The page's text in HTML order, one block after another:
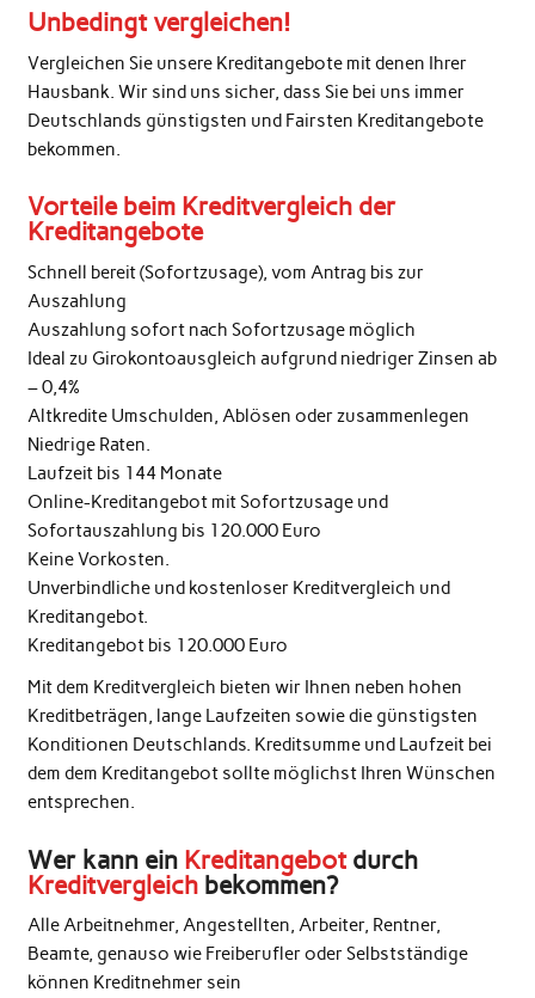
Unbedingt vergleichen!
Vergleichen Sie unsere Kreditangebote mit denen Ihrer
Hausbank. Wir sind uns sicher, dass Sie bei uns immer
Deutschlands günstigsten und Fairsten Kreditangebote
bekommen.
Vorteile beim Kreditvergleich der
Kreditangebote
Schnell bereit (Sofortzusage), vom Antrag bis zur
Auszahlung
Auszahlung sofort nach Sofortzusage möglich
Ideal zu Girokontoausgleich aufgrund niedriger Zinsen ab
– 0,4%
Altkredite Umschulden, Ablösen oder zusammenlegen
Niedrige Raten.
Laufzeit bis 144 Monate
Online-Kreditangebot mit Sofortzusage und
Sofortauszahlung bis 120.000 Euro
Keine Vorkosten.
Unverbindliche und kostenloser Kreditvergleich und
Kreditangebot.
Kreditangebot bis 120.000 Euro
Mit dem Kreditvergleich bieten wir Ihnen neben hohen
Kreditbeträgen, lange Laufzeiten sowie die günstigsten
Konditionen Deutschlands. Kreditsumme und Laufzeit bei
dem dem Kreditangebot sollte möglichst Ihren Wünschen
entsprechen.
Wer kann ein Kreditangebotdurch
Kreditvergleichbekommen?
Alle Arbeitnehmer, Angestellten, Arbeiter, Rentner,
Beamte, genauso wie Freiberufler oder Selbstständige
können Kreditnehmer sein